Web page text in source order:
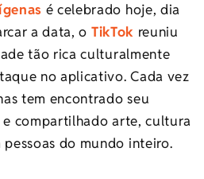
é celebrado hoje, dia
a data, o TikTok reuniu
tão rica culturalmente
no aplicativo. Cada vez
tem encontrado seu
compartilhado arte, cultura
do mundo inteiro.